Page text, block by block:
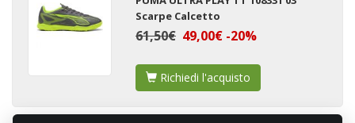
Scarpe Calcetto
61,50€ 49,00€ -20%
Richiedi l'acquisto